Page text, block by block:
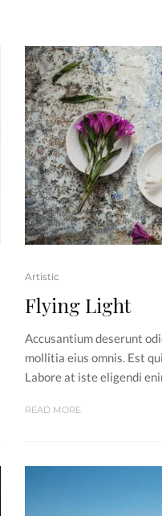
Artistic
Flying Light
Accusantium deserunt
mollitia eius omnis. Est
Labore at iste eligendi
READ MORE